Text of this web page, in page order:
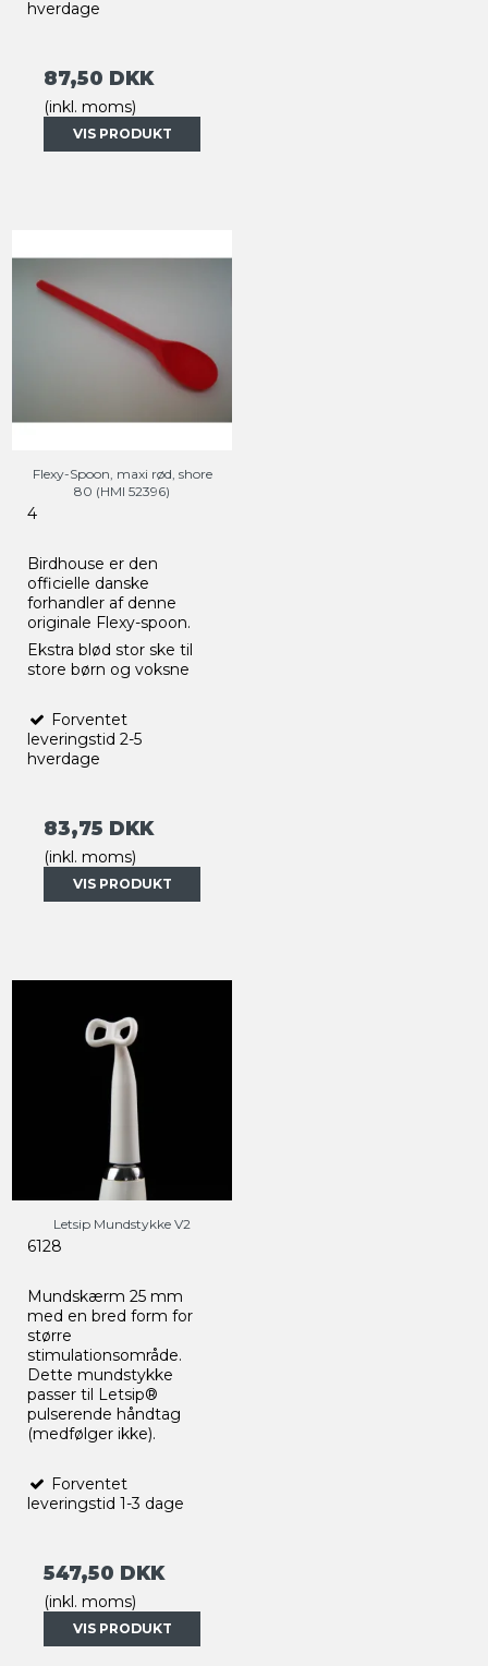
hverdage
87,50 DKK
(inkl. moms)
VIS PRODUKT
Flexy-Spoon, maxi rød, shore
80 (HMI 52396)
4
Birdhouse er den
officielle danske
forhandler af denne
originale Flexy-spoon.
Ekstra blød stor ske til
store børn og voksne
Forventet
leveringstid 2-5
hverdage
83,75 DKK
(inkl. moms)
VIS PRODUKT
Letsip Mundstykke V2
6128
Mundskærm 25 mm
med en bred form for
større
stimulationsområde.
Dette mundstykke
passer til Letsip®
pulserende håndtag
(medfølger ikke).
Forventet
leveringstid 1-3 dage
547,50 DKK
(inkl. moms)
VIS PRODUKT